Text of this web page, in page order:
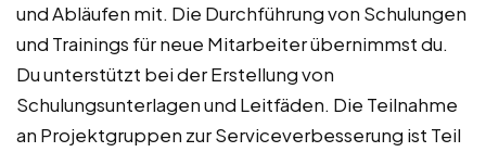
und Abläufen mit. Die Durchführung von Schulungen
und Trainings für neue Mitarbeiter übernimmst du.
Du unterstützt bei der Erstellung von
Schulungsunterlagen und Leitfäden. Die Teilnahme
an Projektgruppen zur Serviceverbesserung ist Teil